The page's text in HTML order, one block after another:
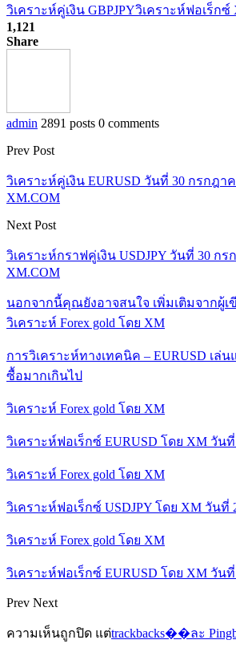
วิเคราะห์คู่เงิน GBPJPYวิเคราะห์ฟอเร็กซ์
1,121
Share
admin 2891 posts 0 comments
Prev Post
วิเคราะห์คู่เงิน EURUSD วันที่ 30 กรกฎา
XM.COM
Next Post
วิเคราะห์กราฟคู่เงิน USDJPY วันที่ 30 กร
XM.COM
นอกจากนี้คุณยังอาจสนใจ เพิ่มเติมจากผู้เ
วิเคราะห์ Forex gold โดย XM
การวิเคราะห์ทางเทคนิค – EURUSD เล่
ซื้อมากเกินไป
วิเคราะห์ Forex gold โดย XM
วิเคราะห์ฟอเร็กซ์ EURUSD โดย XM วันที่
วิเคราะห์ Forex gold โดย XM
วิเคราะห์ฟอเร็กซ์ USDJPY โดย XM วันที่
วิเคราะห์ Forex gold โดย XM
วิเคราะห์ฟอเร็กซ์ EURUSD โดย XM วันที่
Prev Next
ความเห็นถูกปิด แต่trackbacks��ละ